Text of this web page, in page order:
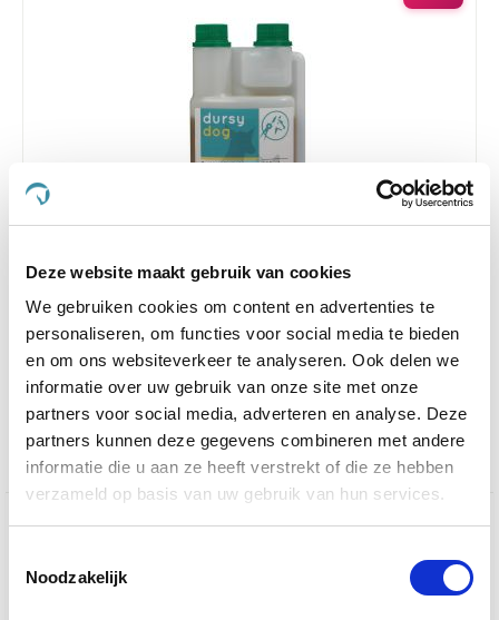
Deze website maakt gebruik van cookies
We gebruiken cookies om content en advertenties te
personaliseren, om functies voor social media te bieden
en om ons websiteverkeer te analyseren. Ook delen we
informatie over uw gebruik van onze site met onze
partners voor social media, adverteren en analyse. Deze
partners kunnen deze gegevens combineren met andere
informatie die u aan ze heeft verstrekt of die ze hebben
verzameld op basis van uw gebruik van hun services.
Noodzakelijk
4.6
star
rating
70 Beoordelingen
DursyDog Omega Olie Gold
€ 20,95 € 17,81
Welkom op de website van De Paardendrogist,
waar wij met trots een uitgebreid assortiment van
hoogwaardige producten presenteren, zowel van De